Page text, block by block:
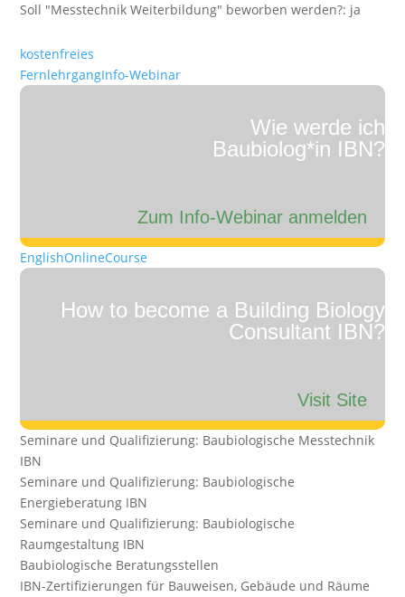
Soll "Messtechnik Weiterbildung" beworben werden?: ja
kostenfreies
FernlehrgangInfo-Webinar
Wie werde ich
Baubiolog*in IBN?
Zum Info-Webinar anmelden
EnglishOnlineCourse
How to become a Building Biology
Consultant IBN?
Visit Site
Seminare und Qualifizierung: Baubiologische Messtechnik
IBN
Seminare und Qualifizierung: Baubiologische
Energieberatung IBN
Seminare und Qualifizierung: Baubiologische
Raumgestaltung IBN
Baubiologische Beratungsstellen
IBN-Zertifizierungen für Bauweisen, Gebäude und Räume